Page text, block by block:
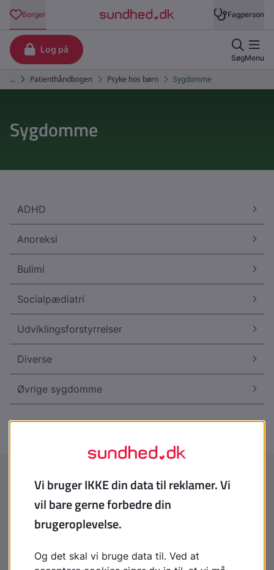
Sygdomme
ADHD
Anoreksi
Bulimi
Socialpædiatri
Udviklingsforstyrrelser
Diverse
Øvrige sygdomme